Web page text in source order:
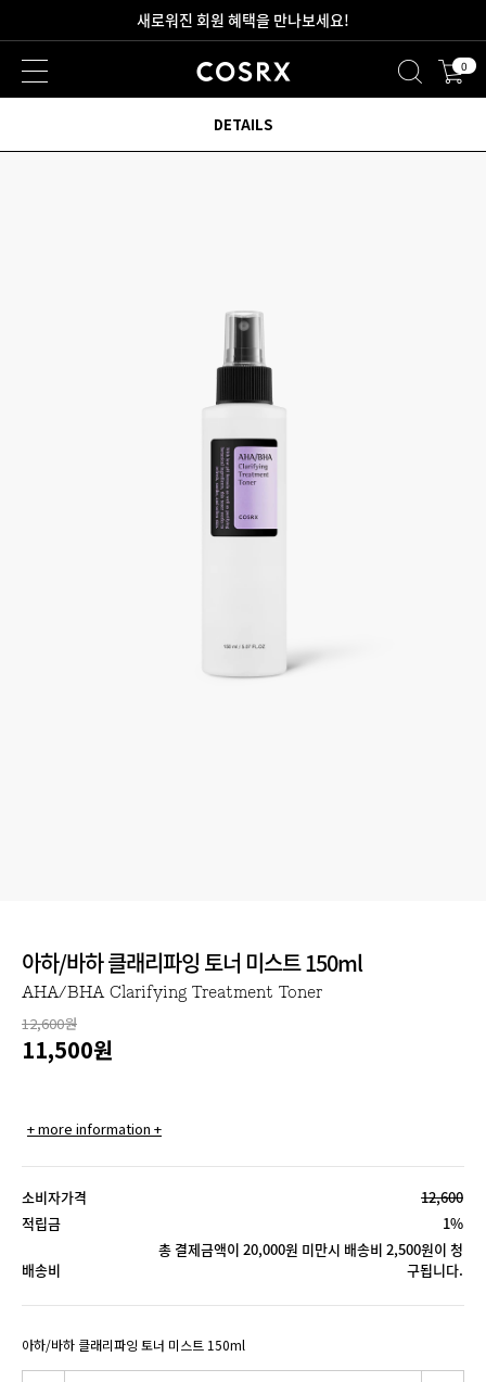
새로워진 회원 혜택을 만나보세요!
2만원 이상 무료 배송 0
아하/바하 클래리파잉 토너 미스트 150ml
AHA/BHA Clarifying Treatment Toner
12,600원
11,500원
+ more information +
소비자가격
12,600
적립금
1%
배송비
총 결제금액이 20,000원 미만시 배송비 2,500원이 청
구됩니다.
아하/바하 클래리파잉 토너 미스트 150ml
DETAILS